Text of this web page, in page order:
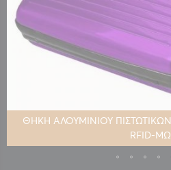
ΘΗΚΗ ΑΛΟΥΜΙΝΙΟΥ
RFID-